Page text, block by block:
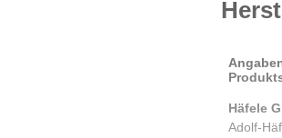
Häfele
Adolf-